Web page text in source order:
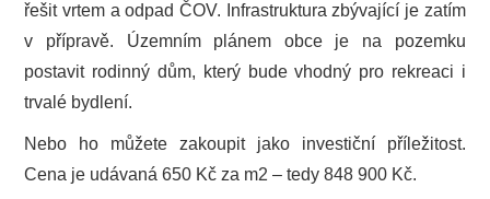
řešit vrtem a odpad ČOV. Infrastruktura zbývající je zatím
v přípravě. Územním plánem obce je na pozemku
postavit rodinný dům, který bude vhodný pro rekreaci i
trvalé bydlení.
Nebo ho můžete zakoupit jako investiční příležitost.
Cena je udávaná 650 Kč za m2 – tedy 848 900 Kč.